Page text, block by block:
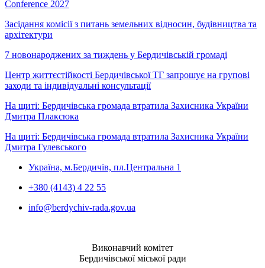
Conference 2027
Засідання комісії з питань земельних відносин, будівництва та
архітектури
7 новонароджених за тиждень у Бердичівській громаді
Центр життєстійкості Бердичівської ТГ запрошує на групові
заходи та індивідуальні консультації
На щиті: Бердичівська громада втратила Захисника України
Дмитра Плаксюка
На щиті: Бердичівська громада втратила Захисника України
Дмитра Гулевського
Україна, м.Бердичів, пл.Центральна 1
+380 (4143) 4 22 55
info@berdychiv-rada.gov.ua
Виконавчий комітет
Бердичівської міської ради